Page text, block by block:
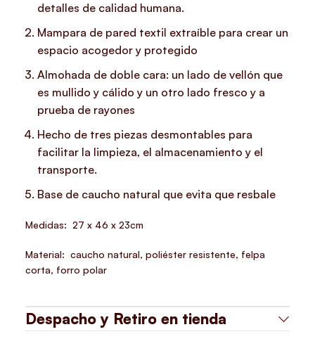
detalles de calidad humana.
Mampara de pared textil extraíble para crear un
espacio acogedor y protegido
Almohada de doble cara: un lado de vellón que
es mullido y cálido y un otro lado fresco y a
prueba de rayones
Hecho de tres piezas desmontables para
facilitar la limpieza, el almacenamiento y el
transporte.
Base de caucho natural que evita que resbale
Medidas: 27 x 46 x 23cm
Material: caucho natural, poliéster resistente, felpa
corta, forro polar
Despacho y Retiro en tienda